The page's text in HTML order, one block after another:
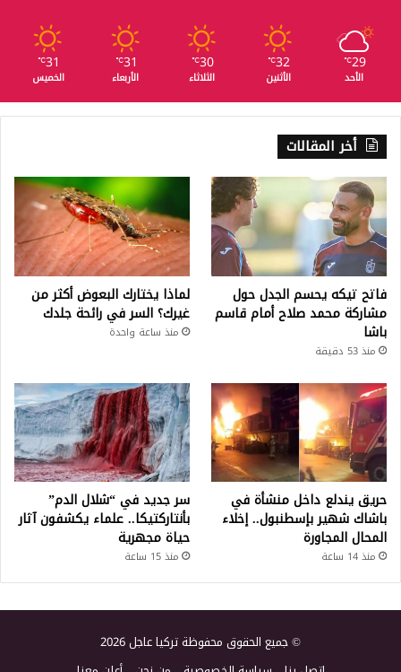
29
℃
الأحد
32
℃
الأثنين
30
℃
الثلاثاء
31
℃
الأربعاء
31
℃
الخميس
أخر المقالات
فاتح تيكه يحسم الجدل حول
مشاركة محمد صلاح أمام قاسم
باشا
منذ 53 دقيقة
لماذا يختارك البعوض أكثر من
غيرك؟ السر في رائحة جلدك
منذ ساعة واحدة
حريق يندلع داخل منشأة في
باشاك شهير بإسطنبول.. إخلاء
المحال المجاورة
منذ 14 ساعة
سر جديد في “شلال الدم”
بأنتاركتيكا.. علماء يكشفون آثار
حياة مجهرية
منذ 15 ساعة
© جميع الحقوق محفوظة تركيا عاجل 2026